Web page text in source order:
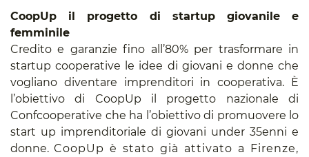
CoopUp il progetto di startup giovanile e
femminile
Credito e garanzie fino all’80% per trasformare in
startup cooperative le idee di giovani e donne che
vogliano diventare imprenditori in cooperativa. È
l’obiettivo di CoopUp il progetto nazionale di
Confcooperative che ha l’obiettivo di promuovere lo
start up imprenditoriale di giovani under 35enni e
donne. CoopUp è stato già attivato a Firenze,